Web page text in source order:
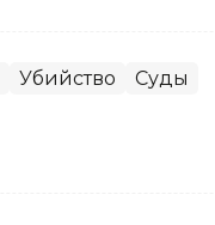
Убийство Суды